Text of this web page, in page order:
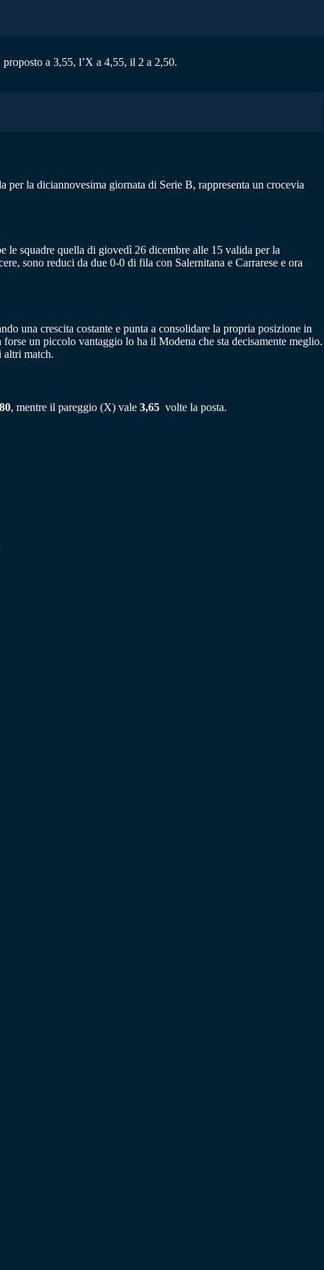
a 3,55, l’X a 4,55, il 2 a 2,50.
la diciannovesima giornata di Serie B, rappresenta un crocevia
le squadre quella di giovedì 26 dicembre alle 15 valida per la
sono reduci da due 0-0 di fila con Salernitana e Carrarese e ora
una crescita costante e punta a consolidare la propria posizione in
un piccolo vantaggio lo ha il Modena che sta decisamente meglio.
altri match.
, mentre il pareggio (X) vale 3,65 volte la posta.